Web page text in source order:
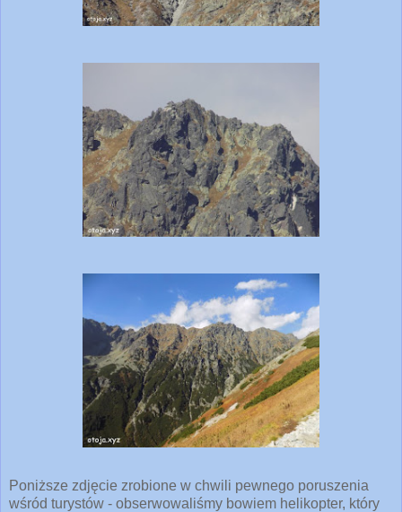
Poniższe zdjęcie zrobione w chwili pewnego poruszenia
wśród turystów - obserwowaliśmy bowiem helikopter, który